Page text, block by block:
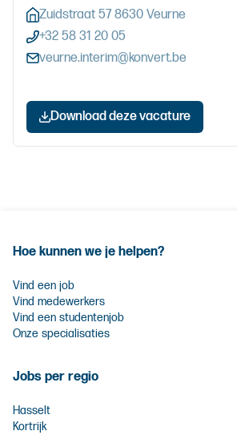
Zuidstraat 57 8630 Veurne
+32 58 31 20 05
veurne.interim@konvert.be
Download deze vacature
Hoe kunnen we je helpen?
Vind een job
Vind medewerkers
Vind een studentenjob
Onze specialisaties
Jobs per regio
Hasselt
Kortrijk